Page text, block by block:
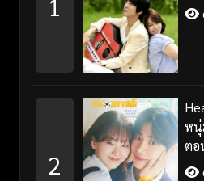
2
หนุ่
ตอ